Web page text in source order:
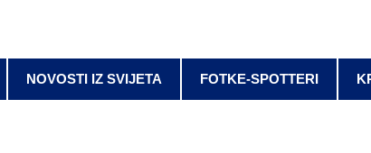
NOVOSTI IZ SVIJETA FOTKE-SPOTTERI